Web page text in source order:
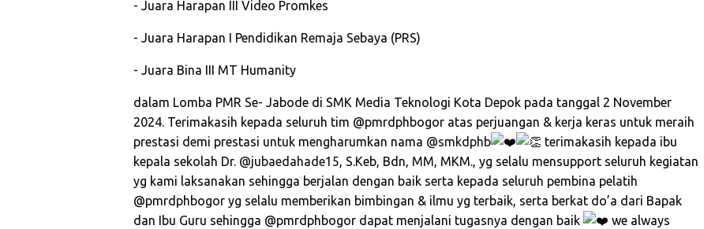
- Juara Harapan III Video Promkes
- Juara Harapan I Pendidikan Remaja Sebaya (PRS)
- Juara Bina III MT Humanity
dalam Lomba PMR Se- Jabode di SMK Media Teknologi Kota Depok pada tanggal 2 November
2024. Terimakasih kepada seluruh tim @pmrdphbogor atas perjuangan & kerja keras untuk meraih
prestasi demi prestasi untuk mengharumkan nama @smkdphb
terimakasih kepada ibu
kepala sekolah Dr. @jubaedahade15, S.Keb, Bdn, MM, MKM., yg selalu mensupport seluruh kegiatan
yg kami laksanakan sehingga berjalan dengan baik serta kepada seluruh pembina pelatih
@pmrdphbogor yg selalu memberikan bimbingan & ilmu yg terbaik, serta berkat do’a dari Bapak
dan Ibu Guru sehingga @pmrdphbogor dapat menjalani tugasnya dengan baik
we always